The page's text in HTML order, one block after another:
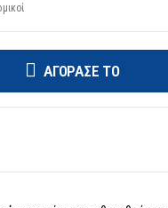
ΑΓΌΡΑΣΈ ΤΟ